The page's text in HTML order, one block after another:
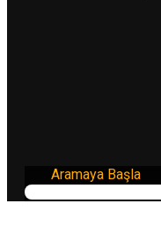
Aramaya Başla